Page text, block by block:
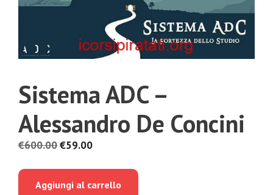
Sistema ADC –
Alessandro De Concini
€600.00Il
era:
€59.00Il
è:
Aggiungi al carrello